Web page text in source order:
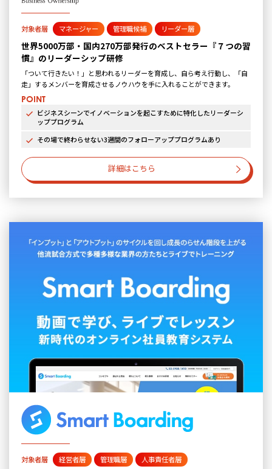
対象者層 マネージャー 管理職候補 リーダー層
世界5000万部・国内270万部発行のベストセラー『７つの習
慣』のリーダーシップ研修
「ついて行きたい！」と思われるリーダーを育成し、自ら考え行動し、「自
走」するメンバーを育成させるノウハウを手に入れることができます。
POINT
ビジネスシーンでイノベーションを起こすために特化したリーダーシ
ッププログラム
その場で終わらせない3週間のフォローアッププログラムあり
詳細はこちら
対象者層 経営者層 管理職層 人事責任者層